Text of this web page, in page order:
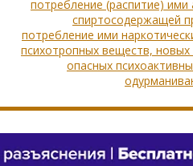
потребление (распитие) ими
спиртосодержащей
потребление ими
психотропных веществ,
опасных